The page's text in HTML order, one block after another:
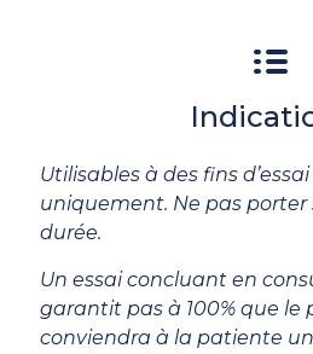
Utilisables à des fins
uniquement. Ne pas porter
durée.
Un essai concluant en
garantit pas à 100% que le
conviendra à la patiente